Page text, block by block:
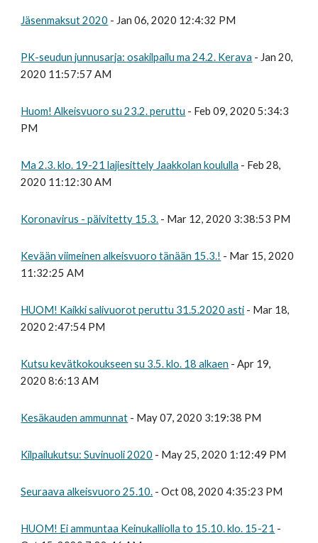
Jäsenmaksut 2020 - Jan 06, 2020 12:4:32 PM
PK-seudun junnusarja: osakilpailu ma 24.2. Kerava - Jan 20,
2020 11:57:57 AM
Huom! Alkeisvuoro su 23.2. peruttu - Feb 09, 2020 5:34:3
PM
Ma 2.3. klo. 19-21 lajiesittely Jaakkolan koululla - Feb 28,
2020 11:12:30 AM
Koronavirus - päivitetty 15.3. - Mar 12, 2020 3:38:53 PM
Kevään viimeinen alkeisvuoro tänään 15.3.! - Mar 15, 2020
11:32:25 AM
HUOM! Kaikki salivuorot peruttu 31.5.2020 asti - Mar 18,
2020 2:47:54 PM
Kutsu kevätkokoukseen su 3.5. klo. 18 alkaen - Apr 19,
2020 8:6:13 AM
Kesäkauden ammunnat - May 07, 2020 3:19:38 PM
Kilpailukutsu: Suvinuoli 2020 - May 25, 2020 1:12:49 PM
Seuraava alkeisvuoro 25.10. - Oct 08, 2020 4:35:23 PM
HUOM! Ei ammuntaa Keinukalliolla to 15.10. klo. 15-21 -